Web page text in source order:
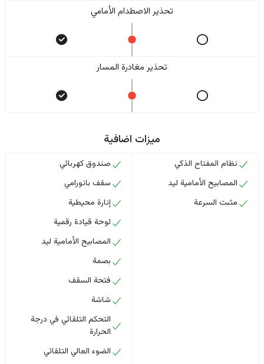
تحذير الاصطدام الأمامي
تحذير مغادرة المسار
ميزات اضافية
نظام المفتاح الذكي
المصابيح الأمامية ليد
مثبت السرعة
صندوق كهربائي
سقف بانورامي
إنارة محيطية
لوحة قيادة رقمية
المصابيح الأمامية ليد
بصمة
فتحة السقف
شاشة
التحكم التلقائي في درجة
الحرارة
الضوء العالي التلقائي